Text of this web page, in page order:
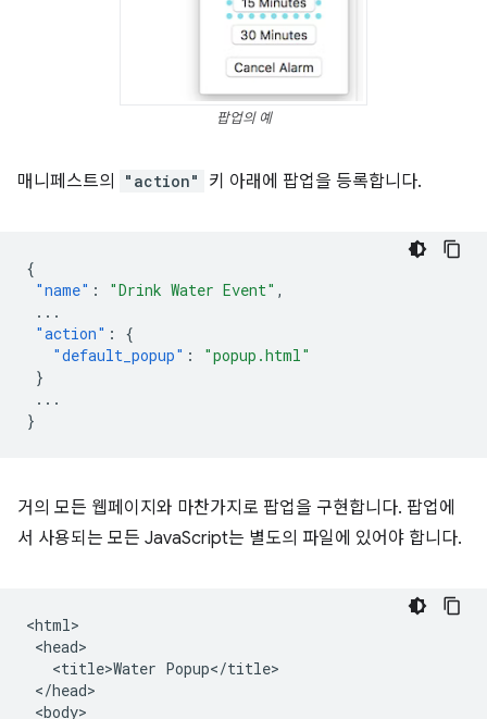
팝업의 예
매니페스트의 "action" 키 아래에 팝업을 등록합니다.
{
"name" : "Drink Water Event" ,
...
"action" :
{
"default_popup" :
"popup.html"
}
...
}
거의 모든 웹페이지와 마찬가지로 팝업을 구현합니다. 팝업에
서 사용되는 모든 JavaScript는 별도의 파일에 있어야 합니다.
<html>
<head>
   <title>Water Popup</title>
</head>
<body>